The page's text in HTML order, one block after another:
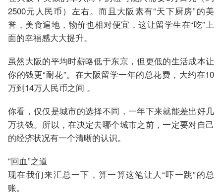
2500元人民币）左右。而且大阪素有“天下厨房”的美
誉，美食遍地，物价也相对便宜，这让留学生在“吃”上
面的幸福感大大提升。
虽然大阪的平均时薪略低于东京，但更低的生活成本让
你的钱更“耐花”。在大阪留学一年的总花费，大约在10
万到14万人民币之间 。
你看，仅仅是城市的选择不同，一年下来就能差出好几
万块钱。所以，在决定去哪个城市之前，一定要对自己
的经济状况有一个清晰的认识。
“回血”之道
现在我们来汇总一下，算一算这笔让人“吓一跳”的总
账。